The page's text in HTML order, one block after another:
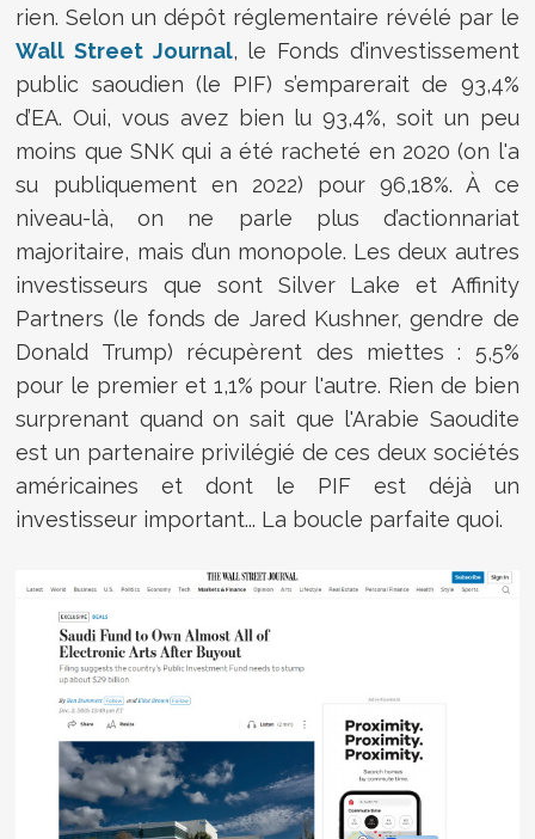
rien. Selon un dépôt réglementaire révélé par le
Wall Street Journal, le Fonds d’investissement
public saoudien (le PIF) s’emparerait de 93,4%
d’EA. Oui, vous avez bien lu 93,4%, soit un peu
moins que SNK qui a été racheté en 2020 (on l'a
su publiquement en 2022) pour 96,18%. À ce
niveau-là, on ne parle plus d’actionnariat
majoritaire, mais d’un monopole. Les deux autres
investisseurs que sont Silver Lake et Affinity
Partners (le fonds de Jared Kushner, gendre de
Donald Trump) récupèrent des miettes : 5,5%
pour le premier et 1,1% pour l'autre. Rien de bien
surprenant quand on sait que l'Arabie Saoudite
est un partenaire privilégié de ces deux sociétés
américaines et dont le PIF est déjà un
investisseur important... La boucle parfaite quoi.